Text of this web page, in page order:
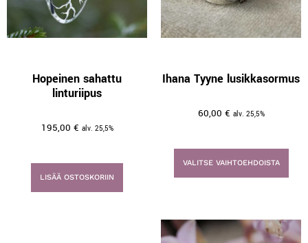
Hopeinen sahattu
linturiipus
195,00 € alv. 25,5%
LISÄÄ OSTOSKORIIN
Ihana Tyyne lusikkasormus
60,00 € alv. 25,5%
VALITSE VAIHTOEHDOISTA